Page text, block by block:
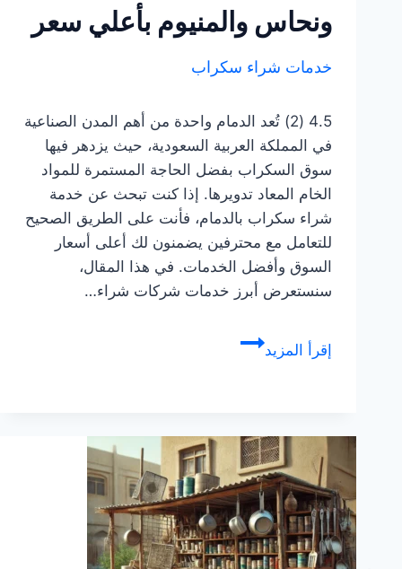
ونحاس والمنيوم بأعلي سعر
خدمات شراء سكراب
4.5 (2) تُعد الدمام واحدة من أهم المدن الصناعية
في المملكة العربية السعودية، حيث يزدهر فيها
سوق السكراب بفضل الحاجة المستمرة للمواد
الخام المعاد تدويرها. إذا كنت تبحث عن خدمة
شراء سكراب بالدمام، فأنت على الطريق الصحيح
للتعامل مع محترفين يضمنون لك أعلى أسعار
السوق وأفضل الخدمات. في هذا المقال،
سنستعرض أبرز خدمات شركات شراء…
إقرأ المزيدشركة
للإيجار
،
نشتري
حديد
ونحاس
والمنيوم